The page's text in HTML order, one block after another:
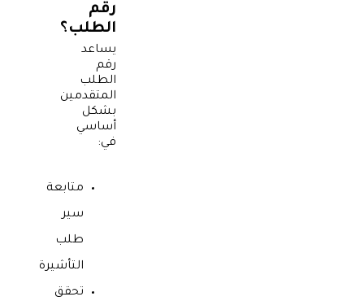
رقم
الطلب؟
يساعد
رقم
الطلب
المتقدمين
بشكل
أساسي
في:
متابعة
سير
طلب
التأشيرة
تحقق